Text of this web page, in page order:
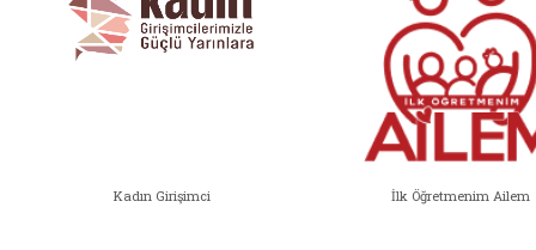
Kadın Girişimci İlk Öğretmenim Ailem